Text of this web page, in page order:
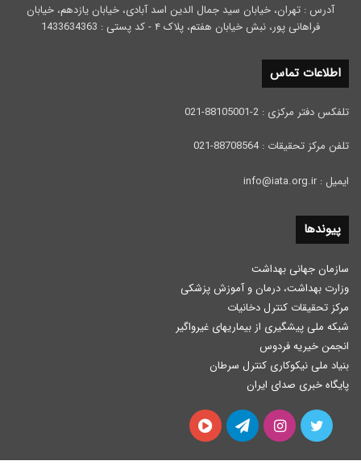
آدرس : تهران، خیابان سید جمال الدین اسد آبادی، خیابان یازدهم، خیابان
فراهانی پور، نبش خیابان هفتم، پلاک ۴ - کد پستی : 1433634363
اطلاعات تماس
تلفکس دفتر مرکزی : 2-88105001-021
تلفن مرکز تحقیقات : 88708564-021
ایمیل : info@iata.org.ir
پیوندها
سازمان جهانی بهداشت
وزارت بهداشت، درمان و آموزش پزشكی
مرکز تحقیقات کنترل دخانیات
شبکه ملی پیشگیری از بیماریهای غیرواگیر
انجمن خیریه فردوس
بنیاد ملی نیکوکاری کنترل سرطان
پایگاه خبری صدای ایران
توییتر اینستاگرامتلگرام آپارات